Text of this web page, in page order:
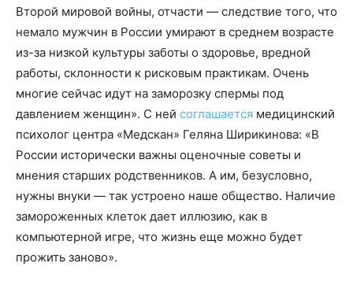
Второй мировой войны, отчасти — следствие того, что
немало мужчин в России умирают в среднем возрасте
из-за низкой культуры заботы о здоровье, вредной
работы, склонности к рисковым практикам. Очень
многие сейчас идут на заморозку спермы под
давлением женщин». С ней соглашается медицинский
психолог центра «Медскан» Геляна Ширикинова: «В
России исторически важны оценочные советы и
мнения старших родственников. А им, безусловно,
нужны внуки — так устроено наше общество. Наличие
замороженных клеток дает иллюзию, как в
компьютерной игре, что жизнь еще можно будет
прожить заново».